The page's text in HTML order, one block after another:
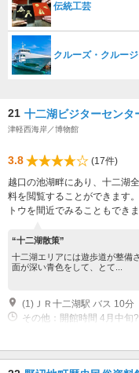
伝統工芸
クルーズ・クルー
21 十二湖ビジターセンタ
津軽西海岸／博物館
3.8
(17件)
越口の池湖畔にあり、十二湖
料を閲覧することができます
トウを間近でみることもできま
“十二湖散策”
十二湖エリアには遊歩道が整備
面が深い青色をして、とて...
(1)ＪＲ十二湖駅 バス 10分
その他：開館時間 4月中旬